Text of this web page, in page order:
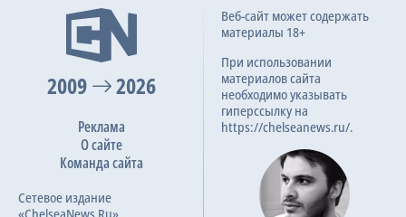
2009 2026
Реклама
О сайте
Команда сайта
Сетевое издание
Веб-сайт может содержать
материалы 18+
При использовании
материалов сайта
необходимо указывать
гиперссылку на
https://chelseanews.ru/.